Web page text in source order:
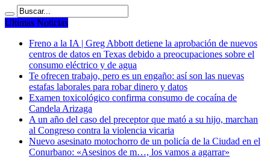
Ultimas Noticias
Freno a la IA | Greg Abbott detiene la aprobación de nuevos
centros de datos en Texas debido a preocupaciones sobre el
consumo eléctrico y de agua
Te ofrecen trabajo, pero es un engaño: así son las nuevas
estafas laborales para robar dinero y datos
Examen toxicológico confirma consumo de cocaína de
Candela Arizaga
A un año del caso del preceptor que mató a su hijo, marchan
al Congreso contra la violencia vicaria
Nuevo asesinato motochorro de un policía de la Ciudad en el
Conurbano: «Asesinos de m…, los vamos a agarrar»